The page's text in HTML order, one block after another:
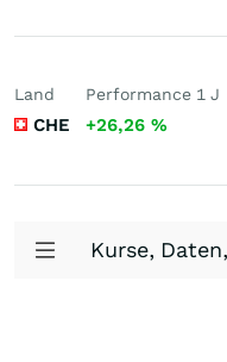
Land
CHE
Performance 1 J
+26,26 %
Kurse,